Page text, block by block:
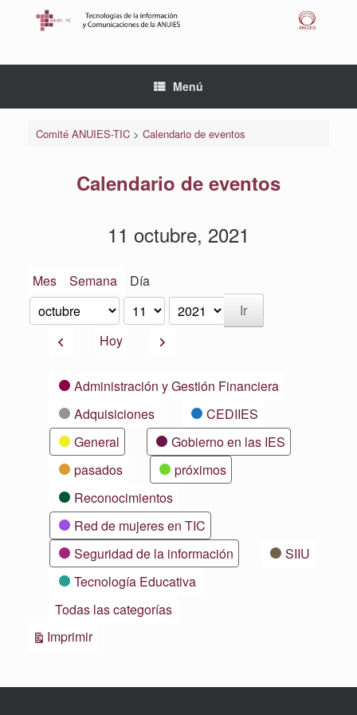
Menú
Comité ANUIES-TIC> Calendario de eventos
Calendario de eventos
11 octubre, 2021
Mes Semana Día
Mes
Día
Año
AnteriorHoy Siguiente
CategoríasAdministración y Gestión Financiera
Adquisiciones
CEDIIES
General
Gobierno en las IES
pasados
próximos
Reconocimientos
Red de mujeres en TIC
Seguridad de la información
SIIU
Tecnología Educativa
Todas las categorías
ImprimirVistas